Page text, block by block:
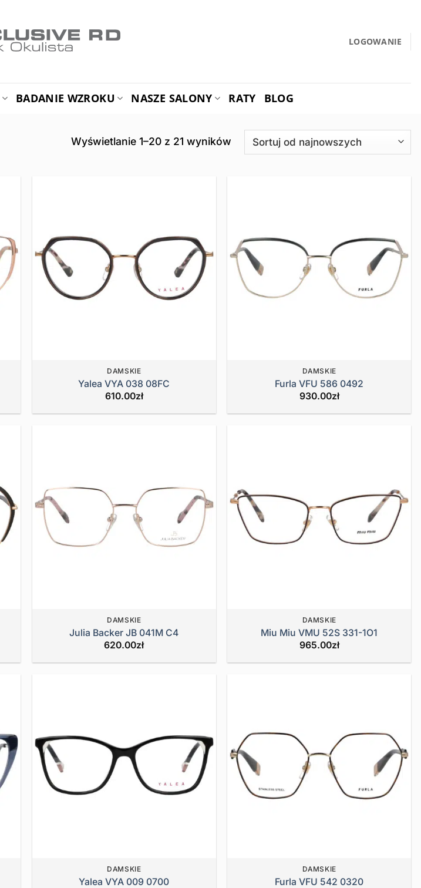
LOGOWANIE
BADANIE WZROKU NASZE SALONY RATY BLOG
Wyświetlanie 1–20 z 21 wynikówPosortowane
według
DAMSKIE
Yalea VYA 038 08FC
610.00zł
DAMSKIE
Furla VFU 586 0492
930.00zł
DAMSKIE
Julia Backer JB 041M C4
620.00zł
DAMSKIE
Miu Miu VMU 52S 331-1O1
965.00zł
DAMSKIE
Yalea VYA 009 0700
DAMSKIE
Furla VFU 542 0320